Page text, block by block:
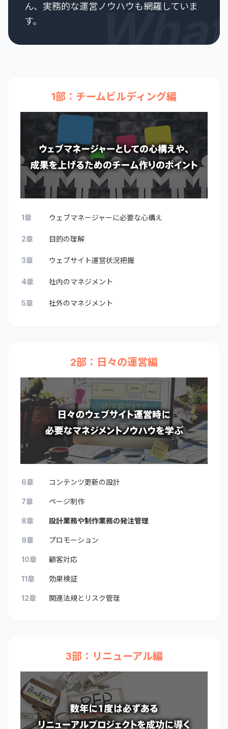
What
ん、実務的な運営ノウハウも網羅していま
す。
1部：チームビルディング編
1章 ウェブマネージャーに必要な心構え
2章 目的の理解
3章 ウェブサイト運営状況把握
4章 社内のマネジメント
5章 社外のマネジメント
2部：日々の運営編
6章 コンテンツ更新の設計
7章 ページ制作
8章 設計業務や制作業務の発注管理
9章 プロモーション
10章 顧客対応
11章 効果検証
12章 関連法規とリスク管理
3部：リニューアル編